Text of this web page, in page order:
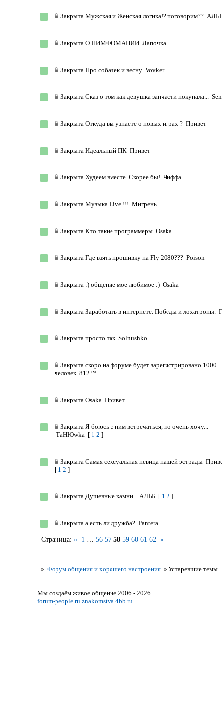
ЗакрытаМужская и Женская логика!? поговорим??
ЗакрытаО НИМФОМАНИИ Лапочка
ЗакрытаПро собачек и весну Vovker
ЗакрытаСказ о том как девушка запчасти покупала...
ЗакрытаОткуда вы узнаете о новых играх ? Привет
ЗакрытаИдеальный ПК Привет
ЗакрытаХудеем вместе. Скорее бы! Чиффа
ЗакрытаМузыка Live !!! Мигрень
ЗакрытаКто такие программеры Osaka
ЗакрытаГде взять прошивку на Fly 2080??? Poison
Закрыта :) общение мое любимое :) Osaka
ЗакрытаЗаработать в интернете. Победы и лохатроны.
Закрытапросто так Solnushko
Закрытаскоро на форуме будет зарегистрировано 1000
человек 812™
ЗакрытаOsaka Привет
ЗакрытаЯ боюсь с ним встречаться, но очень хочу...
ТаНЮwka [ 1 2 ]
ЗакрытаСамaя сексуальнaя певицa нашей эстрады
[ 1 2 ]
ЗакрытаДушевные камни.. АЛЬБ [ 1 2 ]
Закрытаа есть ли дружба? Pantera
Страница: « 1 56 57 58 59 60 61 62 »
» Форум общения и хорошего настроения » Устаревшие темы
Мы создаём живое общение 2006 - 2026
forum-people.ru znakomstva.4bb.ru